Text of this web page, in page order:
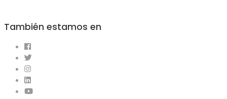
También estamos en